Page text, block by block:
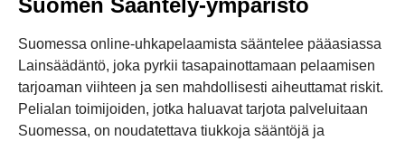
Suomen Sääntely-ympäristö
Suomessa online-uhkapelaamista sääntelee pääasiassa
Lainsäädäntö, joka pyrkii tasapainottamaan pelaamisen
tarjoaman viihteen ja sen mahdollisesti aiheuttamat riskit.
Pelialan toimijoiden, jotka haluavat tarjota palveluitaan
Suomessa, on noudatettava tiukkoja sääntöjä ja